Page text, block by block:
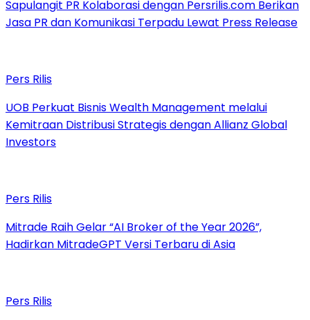
Sapulangit PR Kolaborasi dengan Persrilis.com Berikan
Jasa PR dan Komunikasi Terpadu Lewat Press Release
Pers Rilis
UOB Perkuat Bisnis Wealth Management melalui
Kemitraan Distribusi Strategis dengan Allianz Global
Investors
Pers Rilis
Mitrade Raih Gelar “AI Broker of the Year 2026”,
Hadirkan MitradeGPT Versi Terbaru di Asia
Pers Rilis